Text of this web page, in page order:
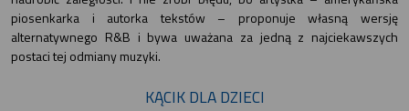
piosenkarka i autorka tekstów – proponuje własną wersję
alternatywnego R&B i bywa uważana za jedną z najciekawszych
postaci tej odmiany muzyki.
KĄCIK DLA DZIECI